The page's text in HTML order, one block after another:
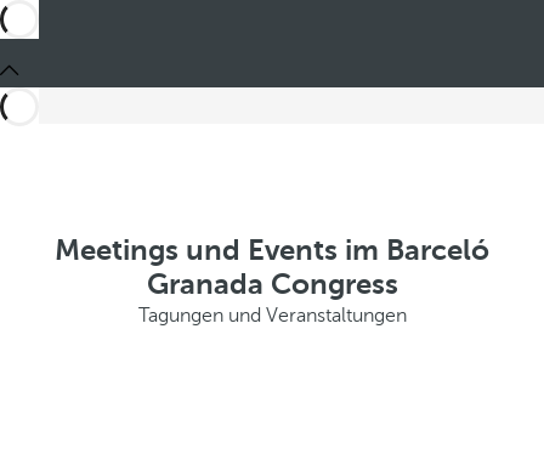
Meetings und Events im Barceló
Granada Congress
Tagungen und Veranstaltungen